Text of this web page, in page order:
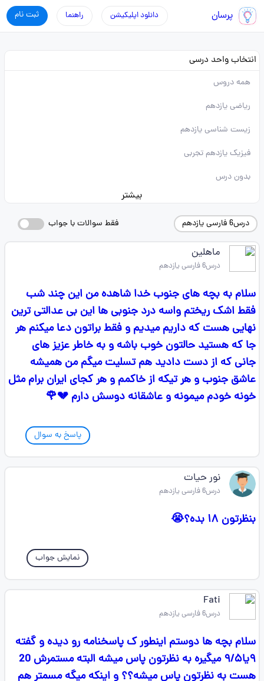
پرسان ثبت نام راهنما دانلود اپلیکیشن
انتخاب واحد درسی
همه دروس
ریاضی یازدهم
زیست شناسی یازدهم
فیزیک یازدهم تجربی
بدون درس
بیشتر
درس6 فارسی یازدهم فقط سوالات با جواب
ماهلین
درس6 فارسی یازدهم
سلام به بچه های جنوب خدا شاهده من این چند شب
فقط اشک ریختم واسه درد جنوبی ها این بی عدالتی ترین
نهایی هست که داریم میدیم و فقط براتون دعا میکنم هر
جا که هستید حالتون خوب باشه و به خاطر عزیز های
جانی که از دست دادید هم تسلیت میگم من همیشه
عاشق جنوب و هر تیکه از خاکمم و هر کجای ایران برام مثل
خونه خودم میمونه و عاشقانه دوسش دارم 💔🌹
پاسخ به سوال
نور حیات
درس6 فارسی یازدهم
بنظرتون ۱۸ بده؟😭
نمایش جواب
Fati
درس6 فارسی یازدهم
سلام بچه ها دوستم اینطور ک پاسخنامه رو دیده و گفته
۹یا۹/۵ میگیره به نظرتون پاس میشه البته مستمرش 20
هست به نظرتون پاس میشه؟؟ و اینکه میگه مسمتر هم